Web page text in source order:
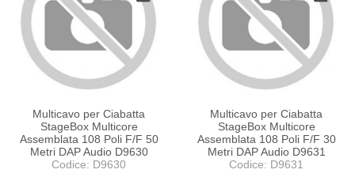
Multicavo per Ciabatta
StageBox Multicore
Assemblata 108 Poli F/F 50
Metri DAP Audio D9630
Codice: D9630
Multicavo per Ciabatta
StageBox Multicore
Assemblata 108 Poli F/F 30
Metri DAP Audio D9631
Codice: D9631